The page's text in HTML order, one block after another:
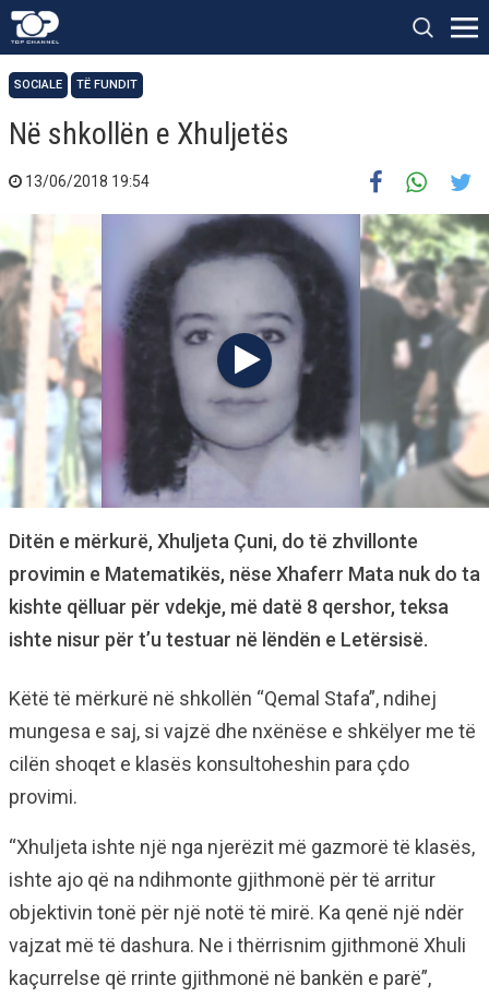
SOCIALE TË FUNDIT
Në shkollën e Xhuljetës
13/06/2018 19:54
Ditën e mërkurë, Xhuljeta Çuni, do të zhvillonte
provimin e Matematikës, nëse Xhaferr Mata nuk do ta
kishte qëlluar për vdekje, më datë 8 qershor, teksa
ishte nisur për t’u testuar në lëndën e Letërsisë.
Këtë të mërkurë në shkollën “Qemal Stafa”, ndihej
mungesa e saj, si vajzë dhe nxënëse e shkëlyer me të
cilën shoqet e klasës konsultoheshin para çdo
provimi.
“Xhuljeta ishte një nga njerëzit më gazmorë të klasës,
ishte ajo që na ndihmonte gjithmonë për të arritur
objektivin tonë për një notë të mirë. Ka qenë një ndër
vajzat më të dashura. Ne i thërrisnim gjithmonë Xhuli
kaçurrelse që rrinte gjithmonë në bankën e parë”,